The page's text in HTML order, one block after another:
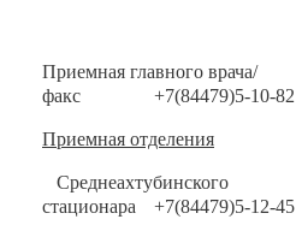
Приемная главного врача/
факс
+7(84479)5-10-82
Приемная отделения
Среднеахтубинского
стационара
+7(84479)5-12-45